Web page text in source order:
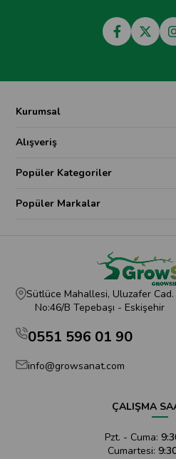
Kurumsal
Alışveriş
Popüler Kategoriler
Popüler Markalar
Sütlüce Mahallesi, Uluzafer Cad.
No:46/B Tepebaşı - Eskişehir
0551 596 01 90
info@growsanat.com
ÇALIŞMA
Pzt. - Cuma:
Cumartesi: